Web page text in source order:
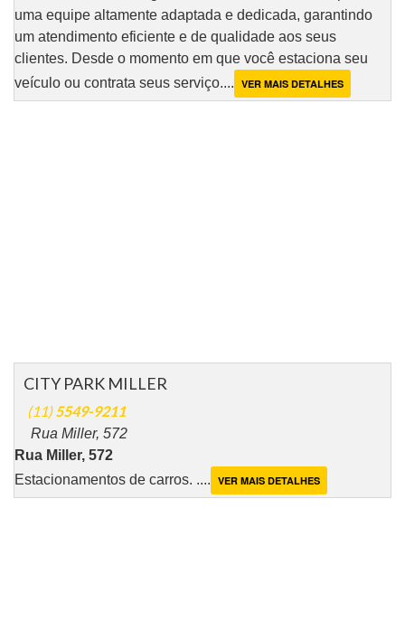
uma equipe altamente adaptada e dedicada, garantindo
um atendimento eficiente e de qualidade aos seus
clientes. Desde o momento em que você estaciona seu
veículo ou contrata seus serviço.... VER MAIS DETALHES
CITY PARK MILLER
(11)5549-9211
Rua Miller, 572
Rua Miller, 572
Estacionamentos de carros. .... VER MAIS DETALHES